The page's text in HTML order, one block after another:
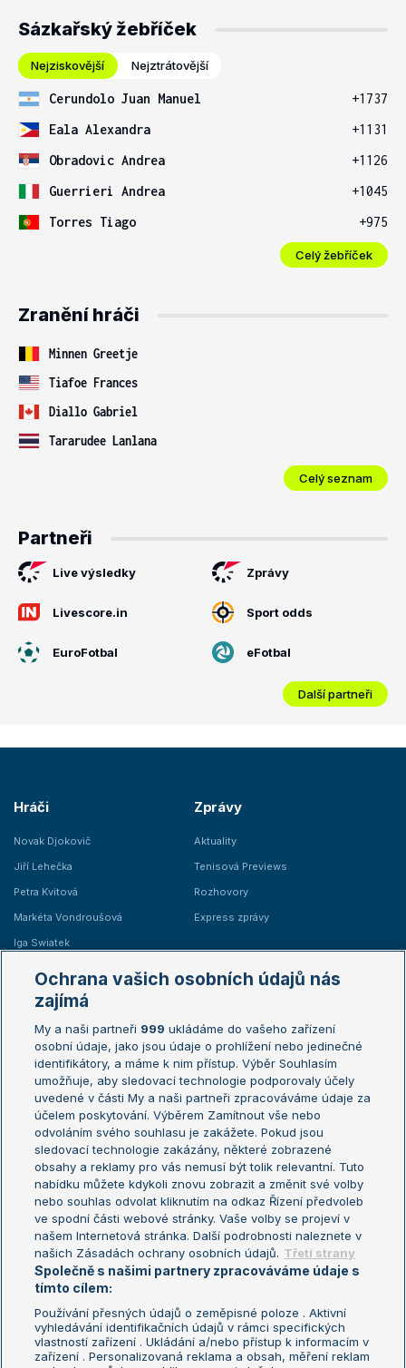
Sázkařský žebříček
Nejziskovější Nejztrátovější
Cerundolo Juan Manuel
+1737
Eala Alexandra
+1131
Obradovic Andrea
+1126
Guerrieri Andrea
+1045
Torres Tiago
+975
Celý žebříček
Zranění hráči
Minnen Greetje
Tiafoe Frances
Diallo Gabriel
Tararudee Lanlana
Celý seznam
Partneři
Live výsledky Zprávy
Livescore.in Sport odds
EuroFotbal eFotbal
Další partneři
Hráči
Novak Djokovič
Jiří Lehečka
Petra Kvitová
Markéta Vondroušová
Iga Swiatek
Zprávy
Aktuality
Tenisová Previews
Rozhovory
Express zprávy
Žebříčky
Žebříček ATP (muži)
Žebříček WTA (ženy)
Sázkařský žebříček
Australian Open
French Open
Wimbledon
US Open
Turnaj mistrů
Turnaj mistryň
Aktualní trendy
Fotbalové přestupy
Livesport Daily
LS Prague Open
Podmínky užití
Nastavení soukromí
GDPR a žurnalistika
Reklama
Ochrana vašich osobních údajů nás
zajímá
My a naši partneři 999 ukládáme do vašeho zařízení
osobní údaje, jako jsou údaje o prohlížení nebo jedinečné
identifikátory, a máme k nim přístup. Výběr Souhlasím
umožňuje, aby sledovací technologie podporovaly účely
uvedené v části My a naši partneři zpracováváme údaje za
účelem poskytování. Výběrem Zamítnout vše nebo
odvoláním svého souhlasu je zakážete. Pokud jsou
sledovací technologie zakázány, některé zobrazené
obsahy a reklamy pro vás nemusí být tolik relevantní. Tuto
nabídku můžete kdykoli znovu zobrazit a změnit své volby
nebo souhlas odvolat kliknutím na odkaz Řízení předvoleb
ve spodní části webové stránky. Vaše volby se projeví v
našem Internetová stránka. Další podrobnosti naleznete v
našich Zásadách ochrany osobních údajů. Třetí strany
Společně s našimi partnery zpracováváme údaje s
tímto cílem:
Používání přesných údajů o zeměpisné poloze . Aktivní
vyhledávání identifikačních údajů v rámci specifických
vlastností zařízení . Ukládání a/nebo přístup k informacím v
zařízení . Personalizovaná reklama a obsah, měření reklam